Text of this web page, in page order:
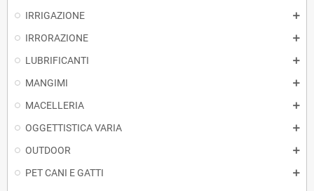
IRRIGAZIONE
IRRORAZIONE
LUBRIFICANTI
MANGIMI
MACELLERIA
OGGETTISTICA VARIA
OUTDOOR
PET CANI E GATTI